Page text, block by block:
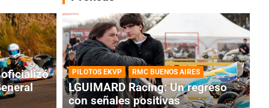
oficializó
PILOTOS EKVP RMC BUENOS AIRES
LGUIMARD Racing: Un regreso
con señales positivas